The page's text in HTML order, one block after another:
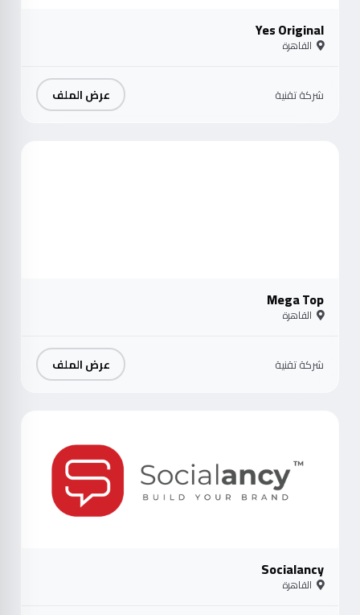
Yes Original
القاهرة
شركة تقنية عرض الملف
Mega Top
القاهرة
شركة تقنية عرض الملف
Socialancy
القاهرة